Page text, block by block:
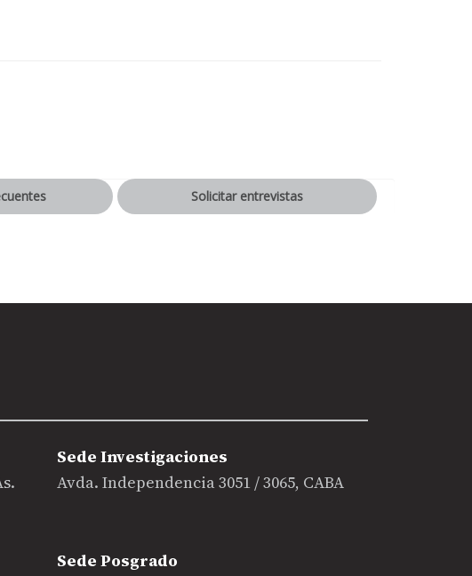
Solicitar entrevistas
Sede Investigaciones
Avda. Independencia 3051 / 3065, CABA
Sede Posgrado